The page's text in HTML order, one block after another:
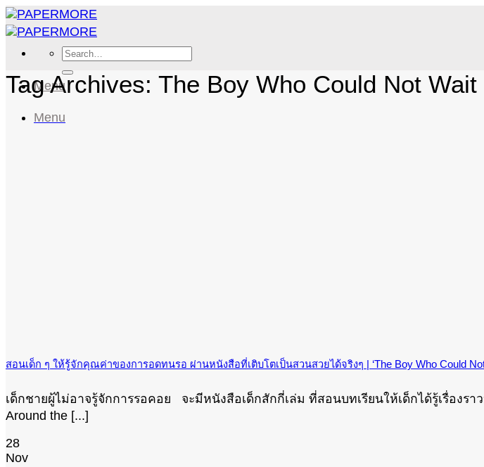
Skip
to
content
Search
Menu
Menu
Tag Archives: The Boy Who Could Not Wait
สอนเด็ก ๆ ให้รู้จักคุณค่าของการอดทนรอ ผ่านหนังสือที่เติบโตเป็นสวนสวยได้จริงๆ | ‘The Boy Who Could Not
เด็กชายผู้ไม่อาจรู้จักการรอคอย จะมีหนังสือเด็กสักกี่เล่ม ที่สอนบทเรียนให้เด็กได้รู้เรื่องรา
Around the [...]
28
Nov